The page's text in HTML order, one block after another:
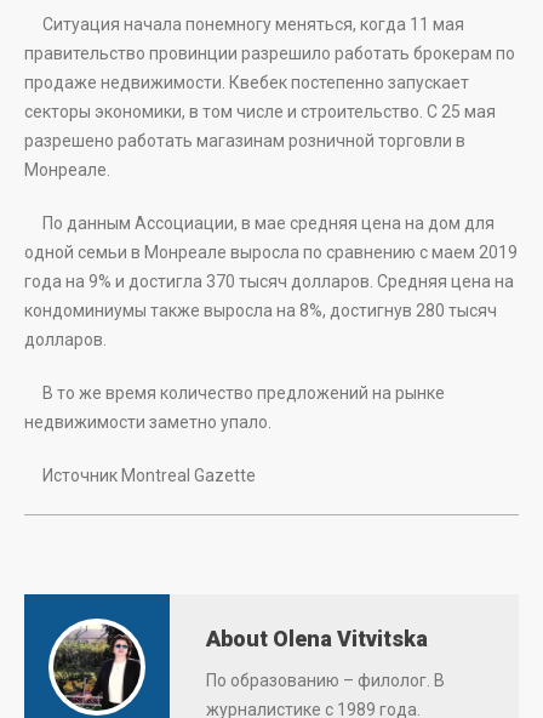
Ситуация начала понемногу меняться, когда 11 мая
правительство провинции разрешило работать брокерам по
продаже недвижимости. Квебек постепенно запускает
секторы экономики, в том числе и строительство. С 25 мая
разрешено работать магазинам розничной торговли в
Монреале.
По данным Ассоциации, в мае средняя цена на дом для
одной семьи в Монреале выросла по сравнению с маем 2019
года на 9% и достигла 370 тысяч долларов. Средняя цена на
кондоминиумы также выросла на 8%, достигнув 280 тысяч
долларов.
В то же время количество предложений на рынке
недвижимости заметно упало.
Источник Montreal Gazette
About Olena Vitvitska
По образованию – филолог. В
журналистике с 1989 года.